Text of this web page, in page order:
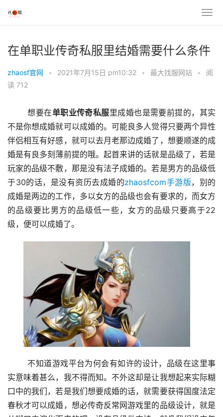
在单职业传奇私服里结婚需要什么条件
zhaosf官网 • 2021年7月15日 pm10:32 • 最大找服网站 •
阅
读 712
	想要在
单职业传奇私服里成婚也是需要前提的，其实
不是你想成婚就可以成婚的。可能良多人觉得只要两个异性
伴侣相互有好感，就可以去月老那边成婚了，想要顺遂的成
婚是有良多刻薄前提的哦。起首来讲的话就是品级了，若是
玩家的品级不敷，那是没有法子成婚的。若是男方的品级低
于30的话，是没有资历去成婚的zhaosfcom手游版，别的
成婚是两边的工作，多以女方的品级也会有要求的，而女方
的品级要比男方的品级低一些，女方的品级只要高于22
级，便可以成婚了。
实意味着甚么，我不得而知。不外这却是让我想起来实际糊
口中的我们，若是我们想要成婚的话，就需要获得国度法定
春秋才可以成婚，想必传奇反常网游戏里的品级设计，就是